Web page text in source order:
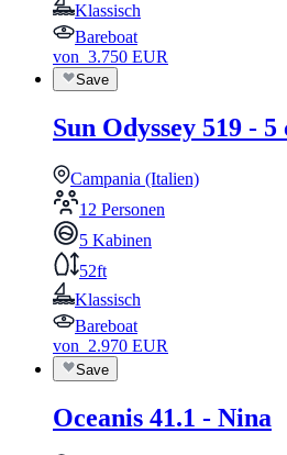
Klassisch
Bareboat
von 3.750 EUR
Save
Sun Odyssey 519 -
Campania (Italien)
12 Personen
5 Kabinen
52ft
Klassisch
Bareboat
von 2.970 EUR
Save
Oceanis 41.1 - Nina